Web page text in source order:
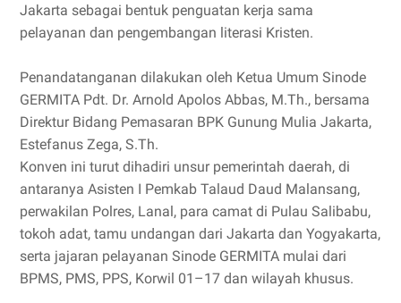
Jakarta sebagai bentuk penguatan kerja sama
pelayanan dan pengembangan literasi Kristen.
Penandatanganan dilakukan oleh Ketua Umum Sinode
GERMITA Pdt. Dr. Arnold Apolos Abbas, M.Th., bersama
Direktur Bidang Pemasaran BPK Gunung Mulia Jakarta,
Estefanus Zega, S.Th.
Konven ini turut dihadiri unsur pemerintah daerah, di
antaranya Asisten I Pemkab Talaud Daud Malansang,
perwakilan Polres, Lanal, para camat di Pulau Salibabu,
tokoh adat, tamu undangan dari Jakarta dan Yogyakarta,
serta jajaran pelayanan Sinode GERMITA mulai dari
BPMS, PMS, PPS, Korwil 01–17 dan wilayah khusus.